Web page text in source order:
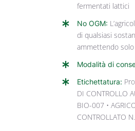
fermentati lattici
No OGM:
di qualsiasi
ammettendo
Modalità di
Etichettatura:
DI CONTROLLO
BIO-007 •
CONTROLLATO